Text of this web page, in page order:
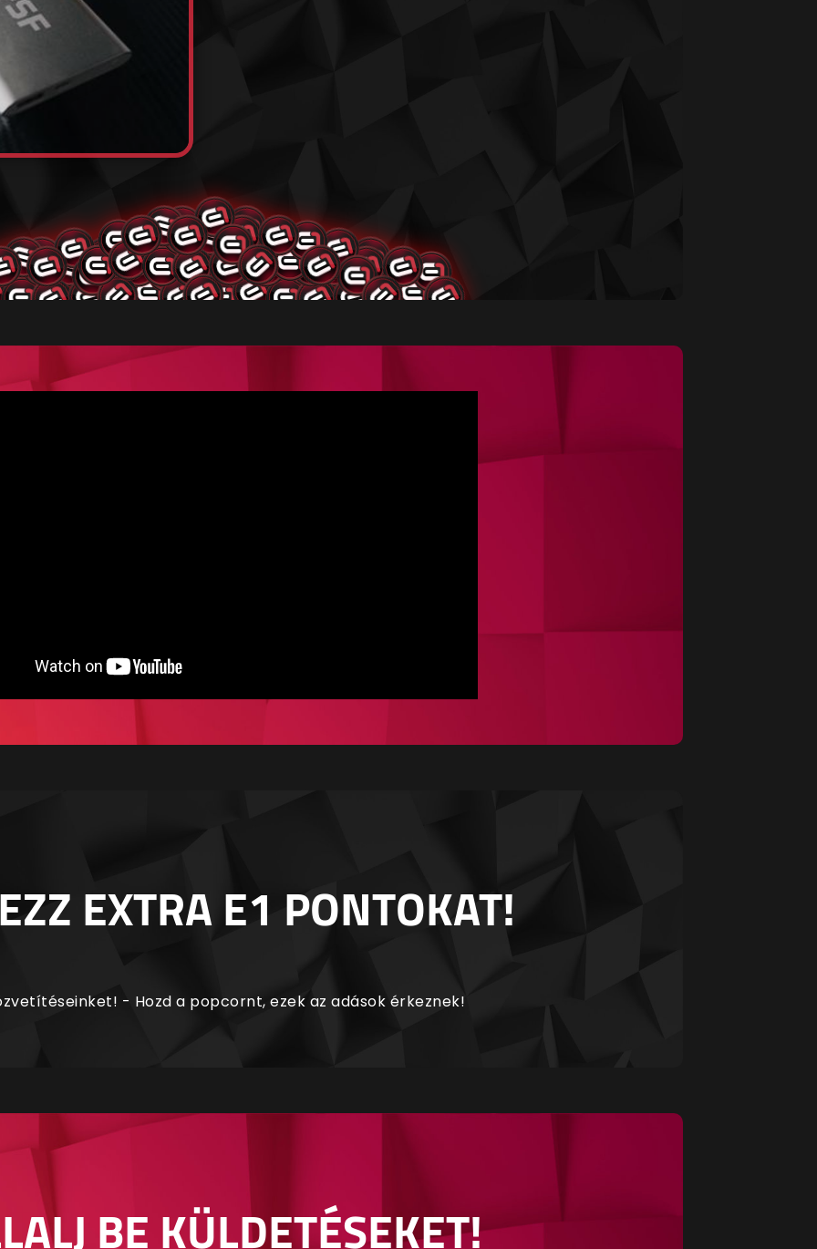
EXTRA E1 PONTOKAT!
- Hozd a popcornt, ezek az adások érkeznek!
BE KÜLDETÉSEKET!